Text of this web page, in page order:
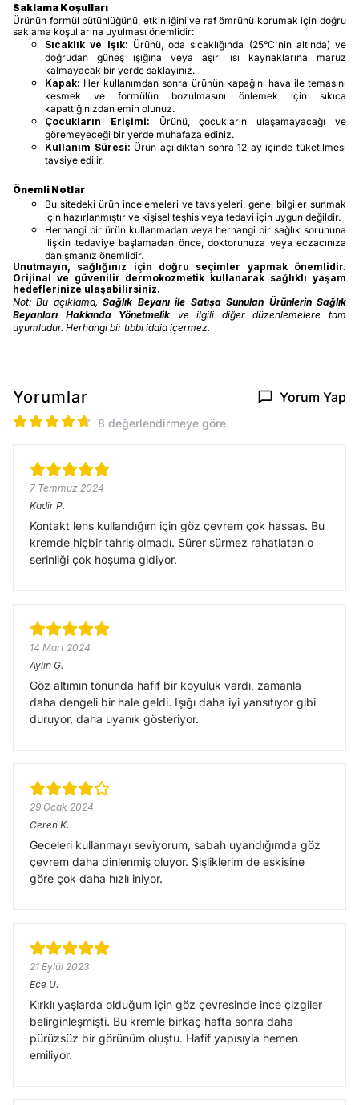
Saklama Koşulları
Ürünün formül bütünlüğünü, etkinliğini ve raf ömrünü korumak için doğru
saklama koşullarına uyulması önemlidir:
Sıcaklık ve Işık: Ürünü, oda sıcaklığında (25°C'nin altında) ve
doğrudan güneş ışığına veya aşırı ısı kaynaklarına maruz
kalmayacak bir yerde saklayınız.
Kapak: Her kullanımdan sonra ürünün kapağını hava ile temasını
kesmek ve formülün bozulmasını önlemek için sıkıca
kapattığınızdan emin olunuz.
Çocukların Erişimi: Ürünü, çocukların ulaşamayacağı ve
göremeyeceği bir yerde muhafaza ediniz.
Kullanım Süresi: Ürün açıldıktan sonra 12 ay içinde tüketilmesi
tavsiye edilir.
Önemli Notlar
Bu sitedeki ürün incelemeleri ve tavsiyeleri, genel bilgiler sunmak
için hazırlanmıştır ve kişisel teşhis veya tedavi için uygun değildir.
Herhangi bir ürün kullanmadan veya herhangi bir sağlık sorununa
ilişkin tedaviye başlamadan önce, doktorunuza veya eczacınıza
danışmanız önemlidir.
Unutmayın, sağlığınız için doğru seçimler yapmak önemlidir.
Orijinal ve güvenilir dermokozmetik kullanarak sağlıklı yaşam
hedeflerinize ulaşabilirsiniz.
Not: Bu açıklama,Sağlık Beyanı ile Satışa Sunulan Ürünlerin Sağlık
Beyanları Hakkında Yönetmelik ve ilgili diğer düzenlemelere tam
uyumludur. Herhangi bir tıbbi iddia içermez.
Yorumlar Yorum Yap
8 değerlendirmeye göre
7 Temmuz 2024
Kadir P.
Kontakt lens kullandığım için göz çevrem çok hassas. Bu
kremde hiçbir tahriş olmadı. Sürer sürmez rahatlatan o
serinliği çok hoşuma gidiyor.
14 Mart 2024
Aylin G.
Göz altımın tonunda hafif bir koyuluk vardı, zamanla
daha dengeli bir hale geldi. Işığı daha iyi yansıtıyor gibi
duruyor, daha uyanık gösteriyor.
29 Ocak 2024
Ceren K.
Geceleri kullanmayı seviyorum, sabah uyandığımda göz
çevrem daha dinlenmiş oluyor. Şişliklerim de eskisine
göre çok daha hızlı iniyor.
21 Eylül 2023
Ece U.
Kırklı yaşlarda olduğum için göz çevresinde ince çizgiler
belirginleşmişti. Bu kremle birkaç hafta sonra daha
pürüzsüz bir görünüm oluştu. Hafif yapısıyla hemen
emiliyor.